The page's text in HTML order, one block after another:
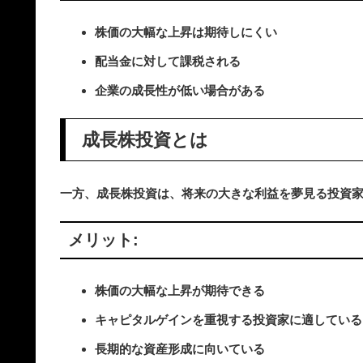
株価の大幅な上昇は期待しにくい
配当金に対して課税される
企業の成長性が低い場合がある
成長株投資とは
一方、成長株投資は、将来の大きな利益を夢見る投資家
メリット:
株価の大幅な上昇が期待できる
キャピタルゲインを重視する投資家に適している
長期的な資産形成に向いている